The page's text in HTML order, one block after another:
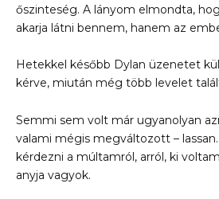
őszinteség. A lányom elmondta,
akarja látni bennem, hanem az
Hetekkel később Dylan üzenetet
kérve, miután még több levelet
Semmi sem volt már ugyanolyan
valami mégis megváltozott –
kérdezni a múltamról, arról, ki
anyja vagyok.